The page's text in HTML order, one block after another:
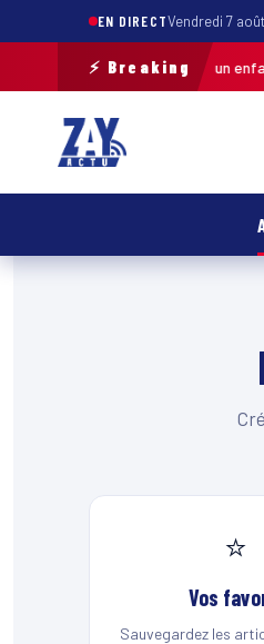
EN DIRECTVendredi 7
⚡ Breaking
Pas-de-Calais : un enfant
⭐
Vos
Sauvegardez les